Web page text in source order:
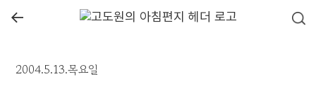
←
2004.5.13.목요일